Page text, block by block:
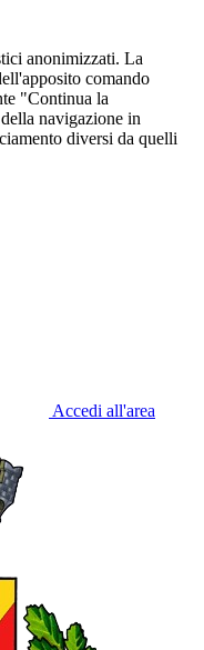
anonimizzati. La
comando
"Continua la
navigazione in
diversi da quelli
Accedi all'area